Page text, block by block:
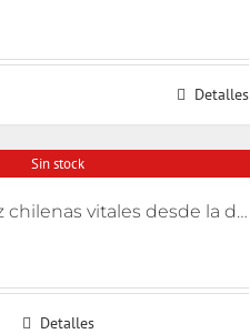
Detalles
Sin stock
Insumisas. Diez chilenas vitales desde la disidencia
Detalles